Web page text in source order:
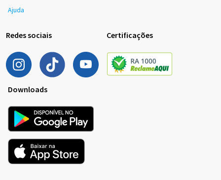
Ajuda
Redes sociais Certificações
Downloads